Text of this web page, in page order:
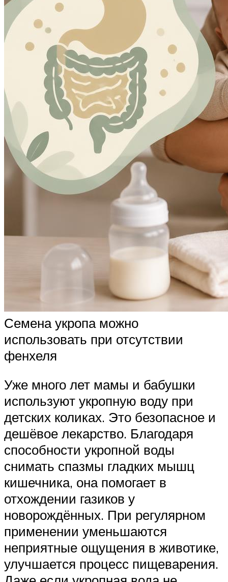
Семена укропа можно
использовать при отсутствии
фенхеля
Уже много лет мамы и бабушки
используют укропную воду при
детских коликах. Это безопасное и
дешёвое лекарство. Благодаря
способности укропной воды
снимать спазмы гладких мышц
кишечника, она помогает в
отхождении газиков у
новорождённых. При регулярном
применении уменьшаются
неприятные ощущения в животике,
улучшается процесс пищеварения.